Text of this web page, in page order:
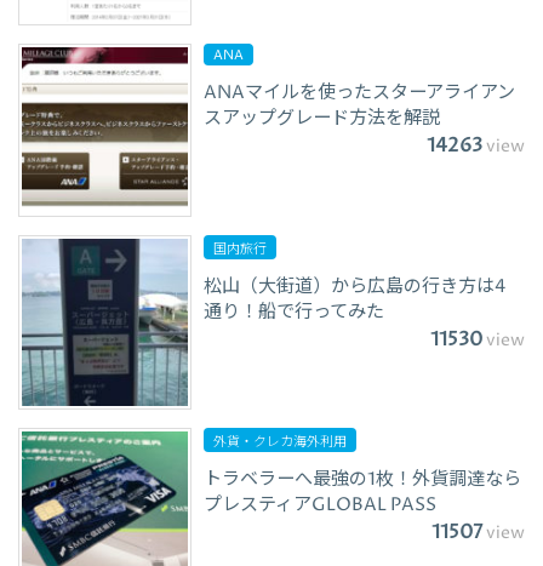
ANA
ANAマイルを使ったスターアライアン
スアップグレード方法を解説
14263view
国内旅行
松山（大街道）から広島の行き方は4
通り！船で行ってみた
11530view
外貨・クレカ海外利用
トラベラーへ最強の1枚！外貨調達なら
プレスティアGLOBAL PASS
11507view